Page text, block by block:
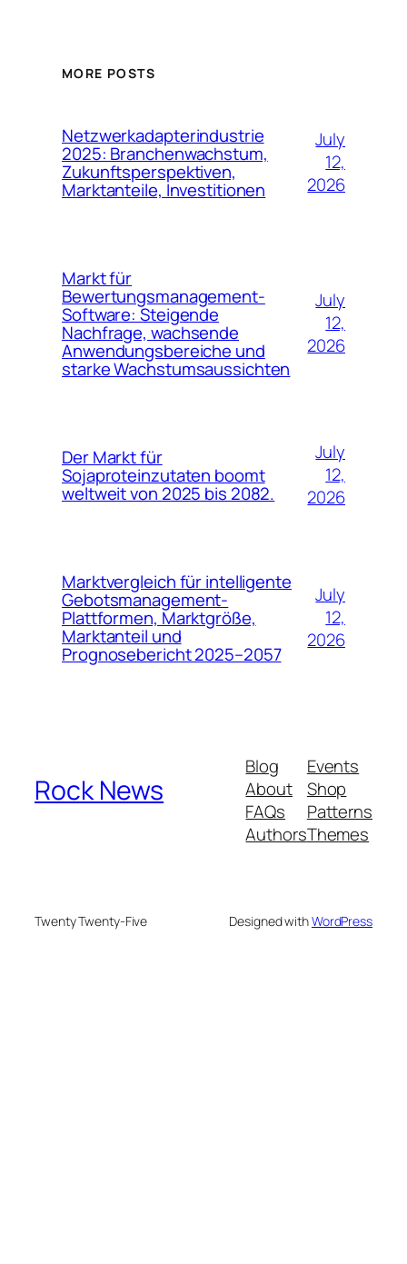
MORE POSTS
Netzwerkadapterindustrie
2025: Branchenwachstum,
Zukunftsperspektiven,
Marktanteile, Investitionen
July
12,
2026
Markt für
Bewertungsmanagement-
Software: Steigende
Nachfrage, wachsende
Anwendungsbereiche und
starke Wachstumsaussichten
July
12,
2026
Der Markt für
Sojaproteinzutaten boomt
weltweit von 2025 bis 2082.
July
12,
2026
Marktvergleich für intelligente
Gebotsmanagement-
Plattformen, Marktgröße,
Marktanteil und
Prognosebericht 2025–2057
July
12,
2026
Rock News
Blog
About
FAQs
Authors
Events
Shop
Patterns
Themes
Twenty Twenty-Five Designed withWordPress